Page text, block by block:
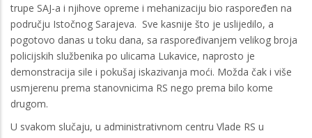
trupe SAJ-a i njihove opreme i mehanizaciju bio raspoređen na
području Istočnog Sarajeva. Sve kasnije što je uslijedilo, a
pogotovo danas u toku dana, sa raspoređivanjem velikog broja
policijskih službenika po ulicama Lukavice, naprosto je
demonstracija sile i pokušaj iskazivanja moći. Možda čak i više
usmjerenu prema stanovnicima RS nego prema bilo kome
drugom.
U svakom slučaju, u administrativnom centru Vlade RS u